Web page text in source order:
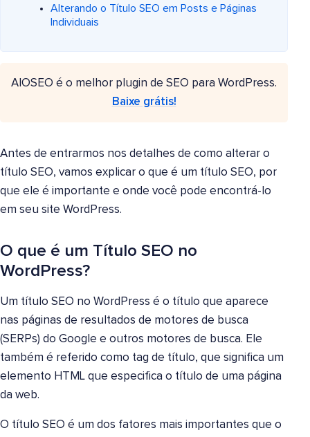
Alterando o Título SEO em Posts e Páginas
Individuais
AIOSEO é o melhor plugin de SEO para WordPress.
Baixe grátis!
Antes de entrarmos nos detalhes de como alterar o
título SEO, vamos explicar o que é um título SEO, por
que ele é importante e onde você pode encontrá-lo
em seu site WordPress.
O que é um Título SEO no
WordPress?
Um título SEO no WordPress é o título que aparece
nas páginas de resultados de motores de busca
(SERPs) do Google e outros motores de busca. Ele
também é referido como tag de título, que significa um
elemento HTML que especifica o título de uma página
da web.
O título SEO é um dos fatores mais importantes que o